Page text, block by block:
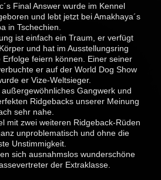
Final Answer wurde im Kennel
und lebt jetzt bei Amakhaya´s
in Tschechien.
ist einfach ein Traum, er verfügt
und hat im Ausstellungsring
feiern können. Einer seiner
er auf der World Dog Show
er Vize-Weltsieger.
Gangwerk und
Ridgebacks unserer Meinung
sehr nahe.
mit zwei weiteren Ridgeback-Rüden
unproblematisch und ohne die
Unstimmigkeit.
sich ausnahmslos wunderschöne
der Extraklasse.